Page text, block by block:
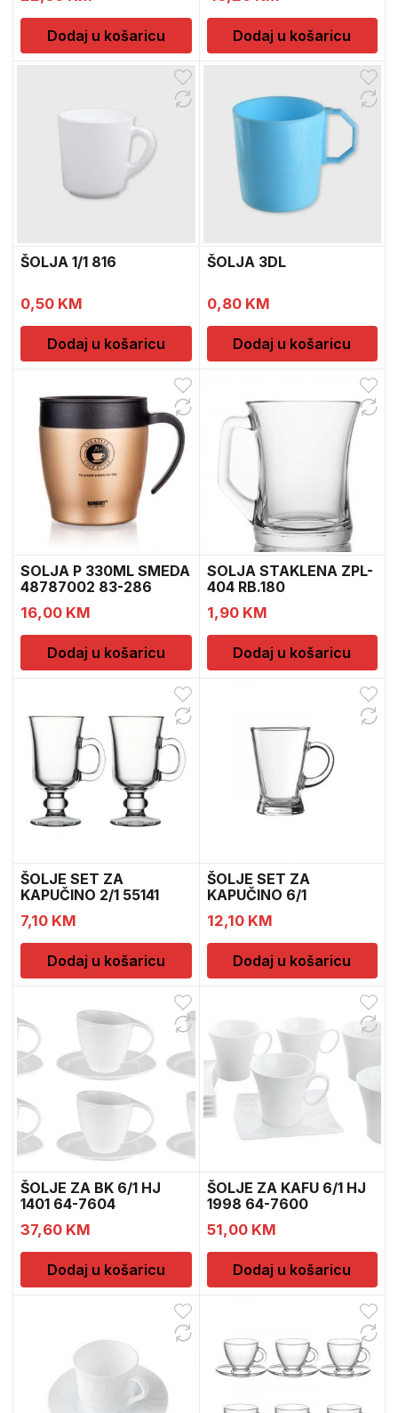
Dodaj u košaricu Dodaj u košaricu
ŠOLJA 1/1 816
0,50 KM
Dodaj u košaricu
ŠOLJA 3DL
0,80 KM
Dodaj u košaricu
SOLJA P 330ML SMEDA
48787002 83-286
16,00 KM
Dodaj u košaricu
SOLJA STAKLENA ZPL-
404 RB.180
1,90 KM
Dodaj u košaricu
ŠOLJE SET ZA
KAPUČINO 2/1 55141
7,10 KM
Dodaj u košaricu
ŠOLJE SET ZA
KAPUČINO 6/1
12,10 KM
Dodaj u košaricu
ŠOLJE ZA BK 6/1 HJ
1401 64-7604
37,60 KM
Dodaj u košaricu
ŠOLJE ZA KAFU 6/1 HJ
1998 64-7600
51,00 KM
Dodaj u košaricu